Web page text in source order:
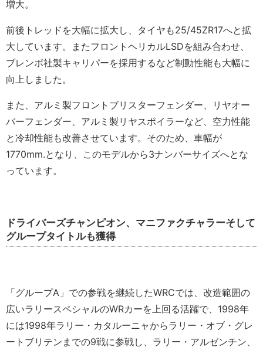
増大。
前後トレッドを大幅に拡大し、タイヤも25/45ZR17へと拡
大しています。またフロントヘリカルLSDを組み合わせ、
ブレンボ社製キャリパーを採用するなど制動性能も大幅に
向上しました。
また、アルミ製フロントブリスターフェンダー、リヤオー
バーフェンダー、アルミ製リヤスポイラーなど、空力性能
と冷却性能も改善させています。そのため、車幅が
1770mm.となり、このモデルから3ナンバーサイズへとな
っています。
ドライバーズチャンピオン、マニファクチャラーそして
グループタイトルも獲得
「グループA」での参戦を継続したWRCでは、改造範囲の
広いラリースペシャルのWRカーを上回る活躍で、1998年
には1998年ラリー・カタルーニャからラリー・オブ・グレ
ートブリテンまでの9戦に参戦し、ラリー・アルゼンチン、